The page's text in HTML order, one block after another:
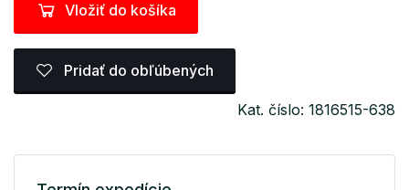
Vložiť do košíka
Pridať do obľúbených
Kat. číslo: 1816515-638